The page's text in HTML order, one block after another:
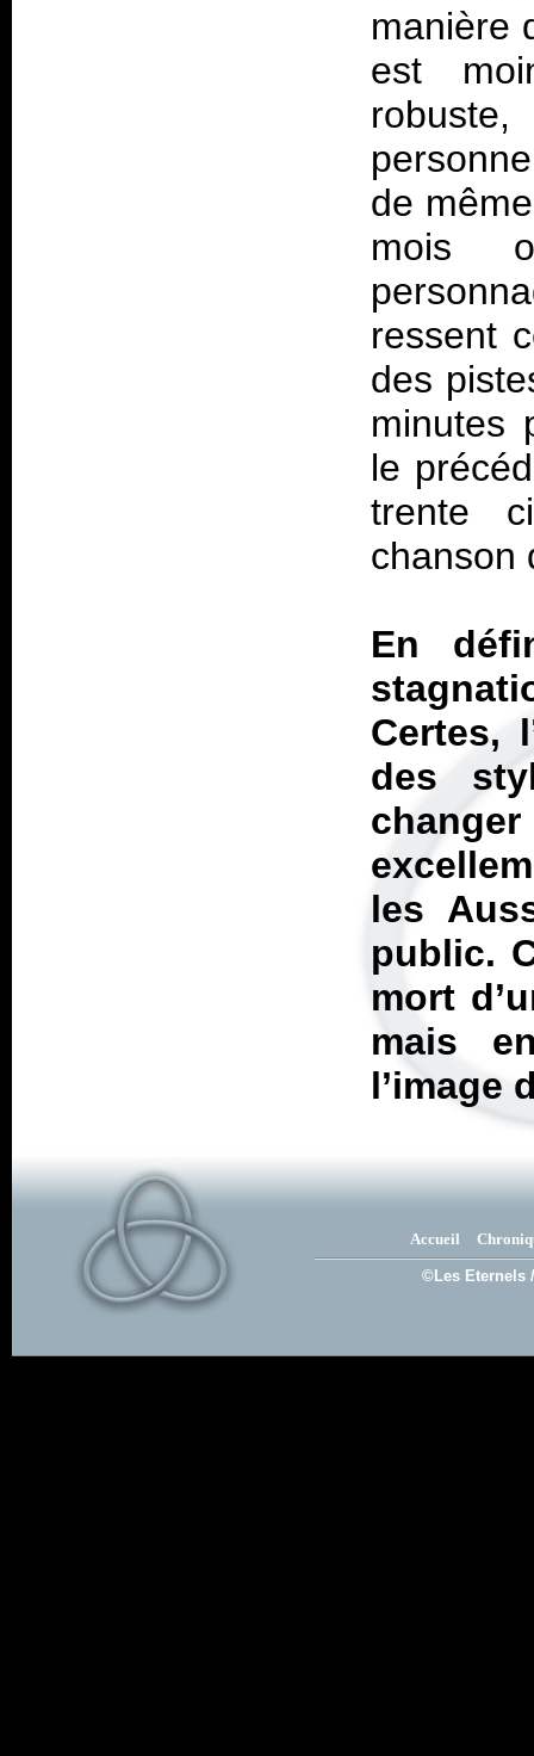
manière
est
de
mois
ressent
des
minutes
le
trente
chanson
En
Certes,
des
les
public.
mort
mais
l’image
Accueil
©Les Eternels